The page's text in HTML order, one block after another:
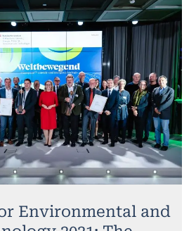
Environmental and